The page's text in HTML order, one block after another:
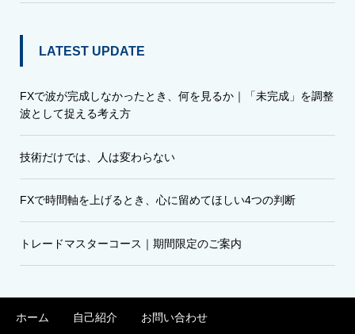
LATEST UPDATE
FXで波が完成しなかったとき、何を見るか｜「未完成」を調整
波として捉える考え方
技術だけでは、人は変わらない
FXで時間軸を上げるとき、心に留めてほしい4つの判断
トレードマスターコース｜期間限定のご案内
ホーム 自己紹介 お問い合わせ